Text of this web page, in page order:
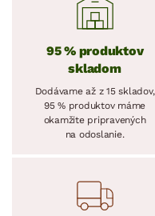
95 % produktov
skladom
Dodávame až z 15 skladov,
95 % produktov máme
okamžite pripravených
na odoslanie.